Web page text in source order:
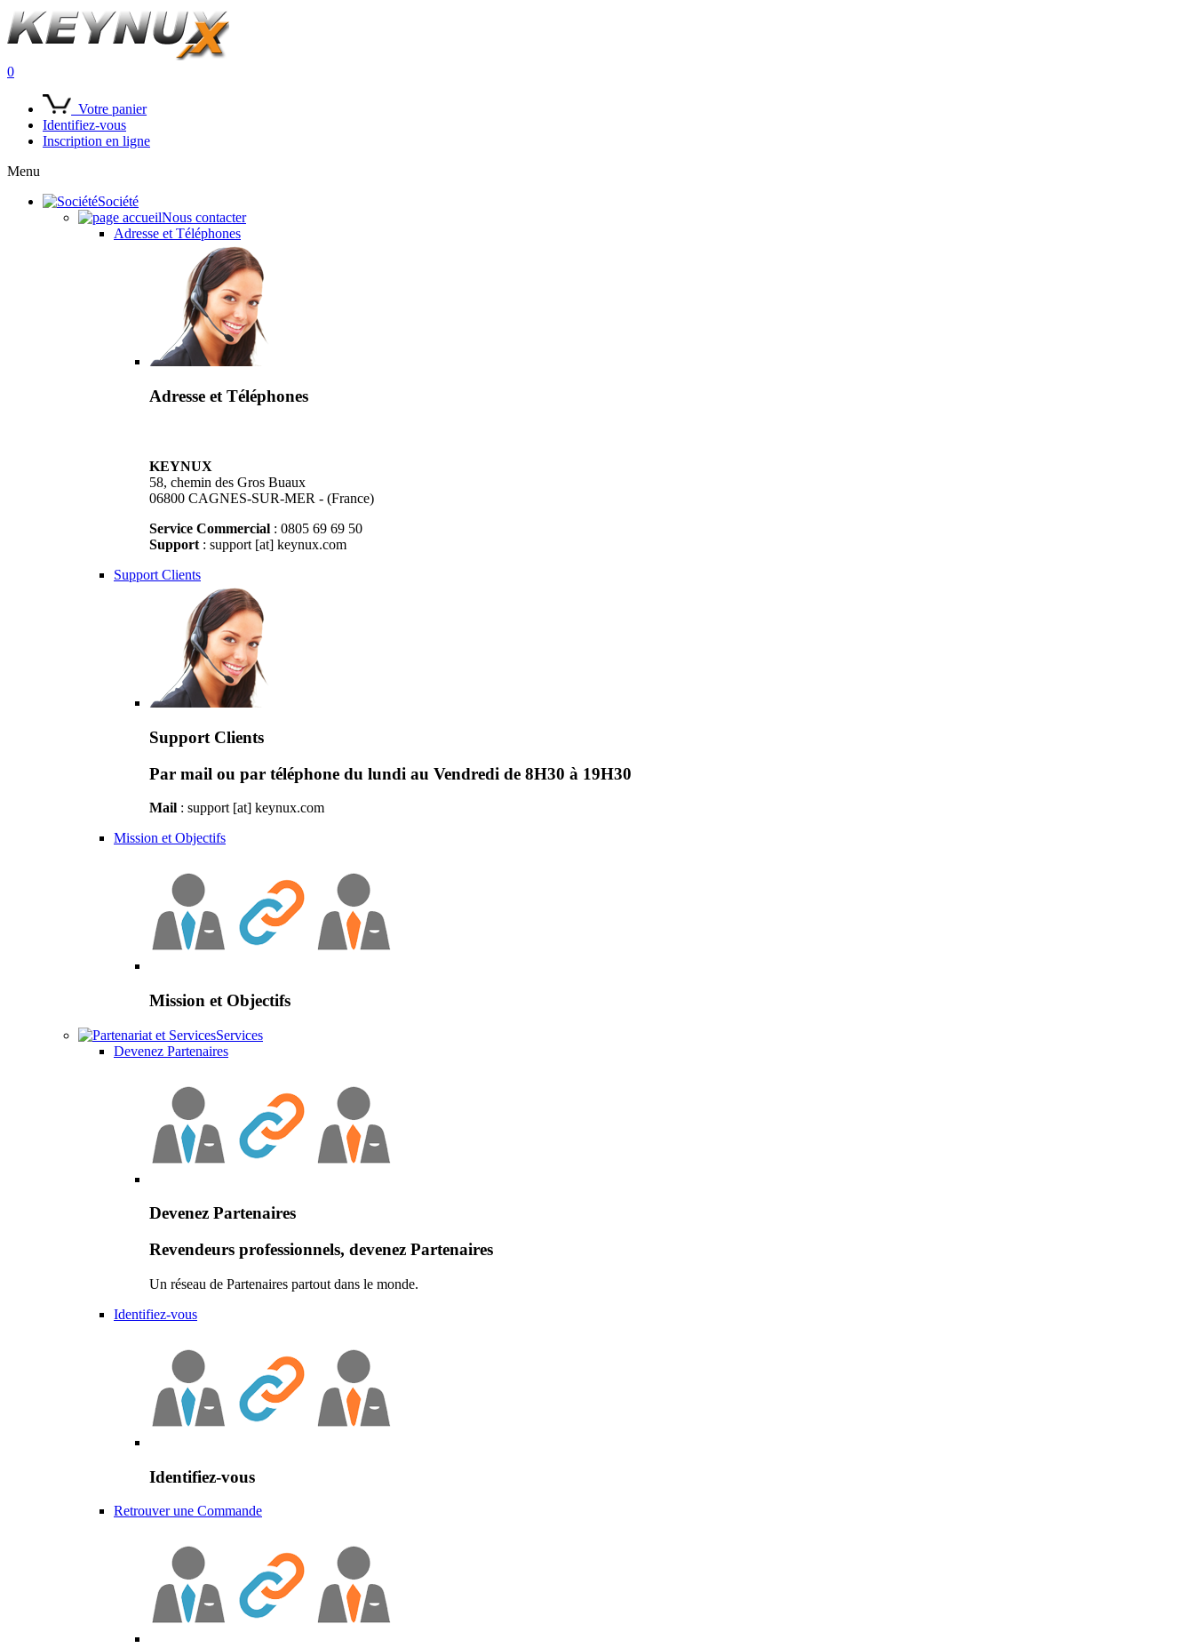
0
Votre panier
Identifiez-vous
Inscription en ligne
Menu
Société
Nous contacter
Adresse et Téléphones
Adresse et Téléphones
KEYNUX
58, chemin des Gros Buaux
06800 CAGNES-SUR-MER - (France)
Service Commercial : 0805 69 69 50
Support : support [at] keynux.com
Support Clients
Support Clients
Par mail ou par téléphone du lundi au Vendredi de 8H30 à 19H30
Mail : support [at] keynux.com
Mission et Objectifs
Mission et Objectifs
Services
Devenez Partenaires
Devenez Partenaires
Revendeurs professionnels, devenez Partenaires
Un réseau de Partenaires partout dans le monde.
Identifiez-vous
Identifiez-vous
Retrouver une Commande